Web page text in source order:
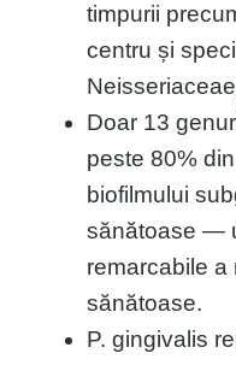
timpurii
centru și
Doar 13
peste 80%
biofilmului
sănătoase —
remarcabile a
sănătoase.
P. gingivalis